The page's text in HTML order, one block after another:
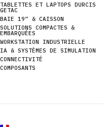
TABLETTES ET LAPTOPS DURCIS
GETAC
BAIE 19” & CAISSON
SOLUTIONS COMPACTES &
EMBARQUÉES
WORKSTATION INDUSTRIELLE
IA & SYSTÈMES DE SIMULATION
CONNECTIVITÉ
COMPOSANTS